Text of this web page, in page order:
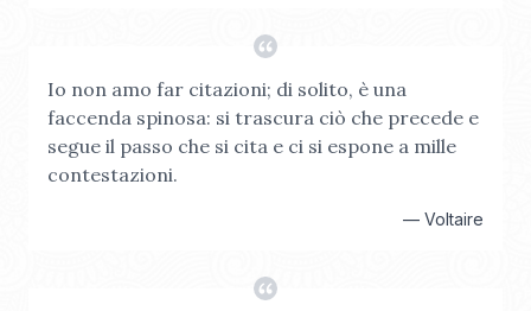
Io non amo far citazioni; di solito, è una
faccenda spinosa: si trascura ciò che precede e
segue il passo che si cita e ci si espone a mille
contestazioni.
— Voltaire